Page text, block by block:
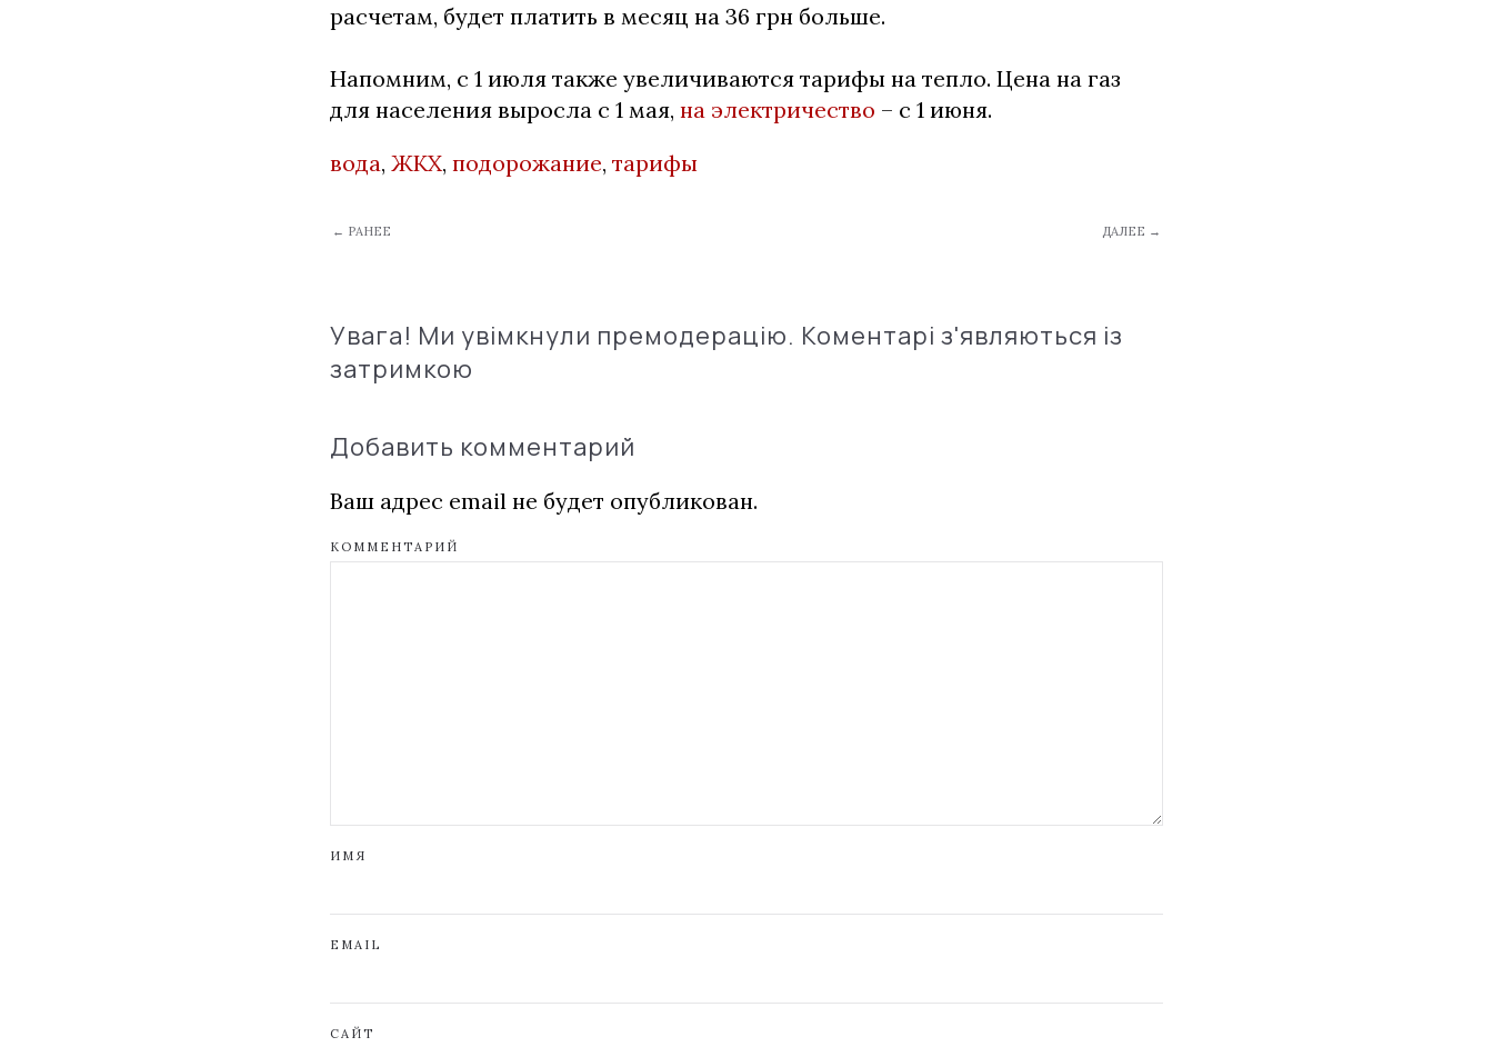
расчетам, будет платить в месяц на 36 грн больше.
Напомним, с 1 июля также увеличиваются тарифы на тепло. Цена на газ
для населения выросла с 1 мая, на электричество – с 1 июня.
вода, ЖКХ, подорожание, тарифы
← РАНЕЕ ДАЛЕЕ →
Увага! Ми увімкнули премодерацію. Коментарі з'являються із
затримкою
Добавить комментарий
Ваш адрес email не будет опубликован.
КОММЕНТАРИЙ
ИМЯ
EMAIL
САЙТ